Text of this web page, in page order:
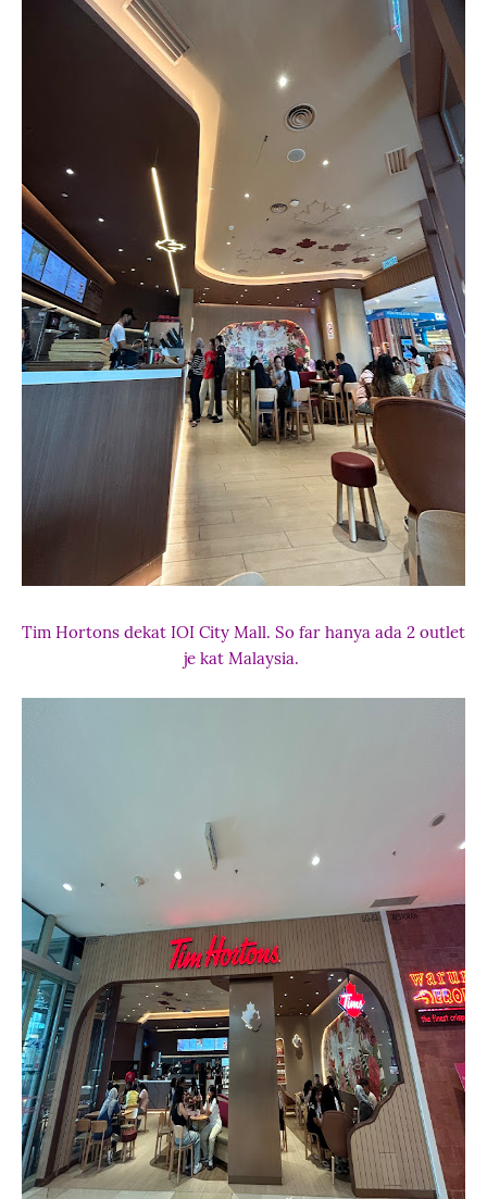
Tim Hortons dekat IOI City Mall. So far hanya ada 2 outlet
je kat Malaysia.